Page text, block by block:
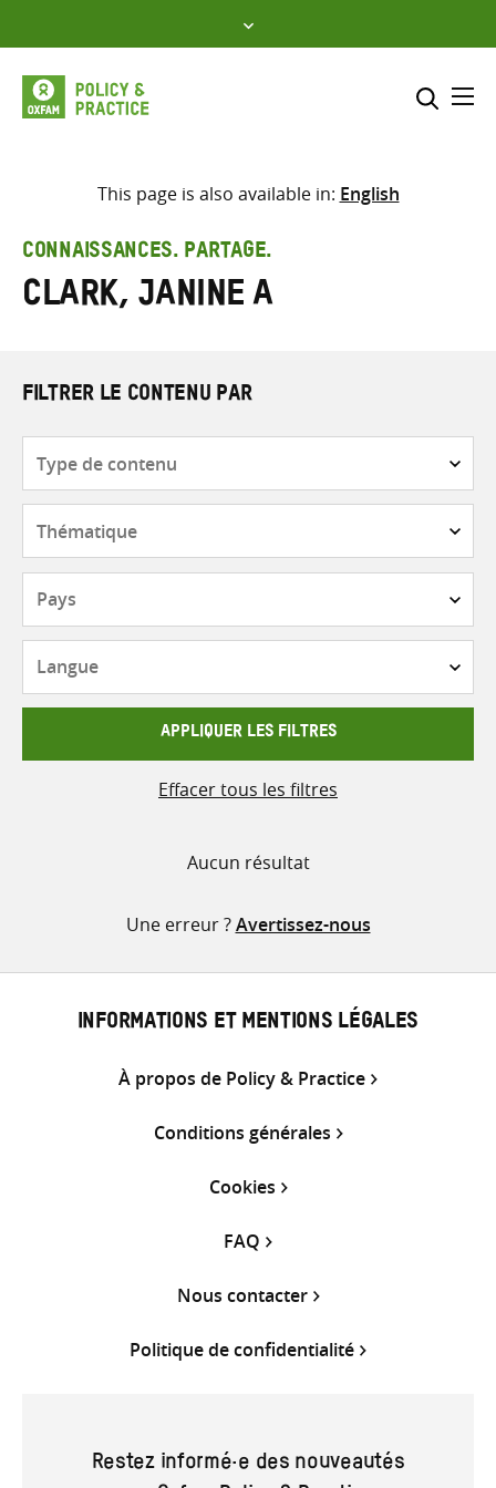
to
content
Sélectionner l’emplacement
Saisir
les
termes
This page is also available in: English
CONNAISSANCES. PARTAGE.
Clark, Janine A
FILTRER LE CONTENU PAR
contenu
APPLIQUER LES FILTRES
Effacer tous les filtres
Aucun résultat
Une erreur ?Avertissez-nous
INFORMATIONS ET MENTIONS LÉGALES
À propos de Policy & Practice
Conditions générales
Cookies
FAQ
Nous contacter
Politique de confidentialité
Restez informé·e des nouveautés